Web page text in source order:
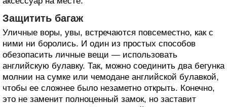
Защитить багаж
Уличные воры, увы, встречаются повсеместно, как с
ними ни боролись. И один из простых способов
обезопасить личные вещи — использовать
английскую булавку. Так, можно соединить два бегунка
молнии на сумке или чемодане английской булавкой,
чтобы ее сложнее было незаметно открыть. Конечно,
это не заменит полноценный замок, но заставит